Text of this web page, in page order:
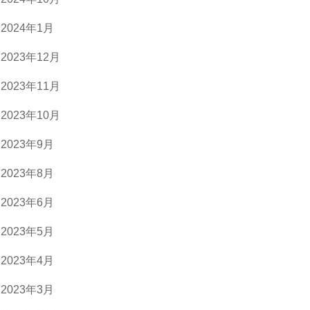
2024年1月
2023年12月
2023年11月
2023年10月
2023年9月
2023年8月
2023年6月
2023年5月
2023年4月
2023年3月